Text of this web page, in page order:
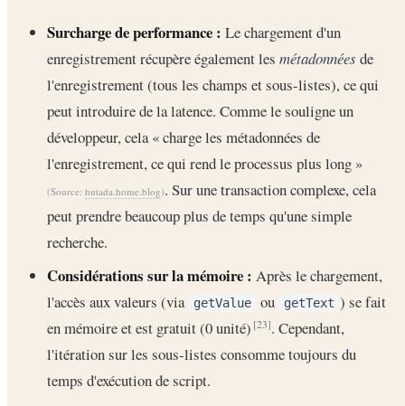
Surcharge de performance : Le chargement d'un
enregistrement récupère également les métadonnées de
l'enregistrement (tous les champs et sous-listes), ce qui
peut introduire de la latence. Comme le souligne un
développeur, cela « charge les métadonnées de
l'enregistrement, ce qui rend le processus plus long »
(Source: hutada.home.blog). Sur une transaction complexe, cela
peut prendre beaucoup plus de temps qu'une simple
recherche.
Considérations sur la mémoire : Après le chargement,
l'accès aux valeurs (via
getValue ou getText ) se fait
en mémoire et est gratuit (0 unité)[23]. Cependant,
l'itération sur les sous-listes consomme toujours du
temps d'exécution de script.